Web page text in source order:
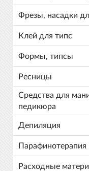
Фрезы, насадки
Клей для типс
Формы, типсы
Ресницы
Средства для
педикюра
Депиляция
Парафинотерапия
Расходные